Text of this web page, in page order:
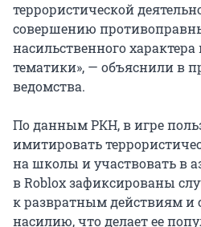
террористической
совершению
насильственного
тематики», — объяснили в
ведомства.
По данным РКН, в игре
имитировать
на школы и участвовать в
в Roblox зафиксированы
к развратным действиям и
насилию, что делает ее